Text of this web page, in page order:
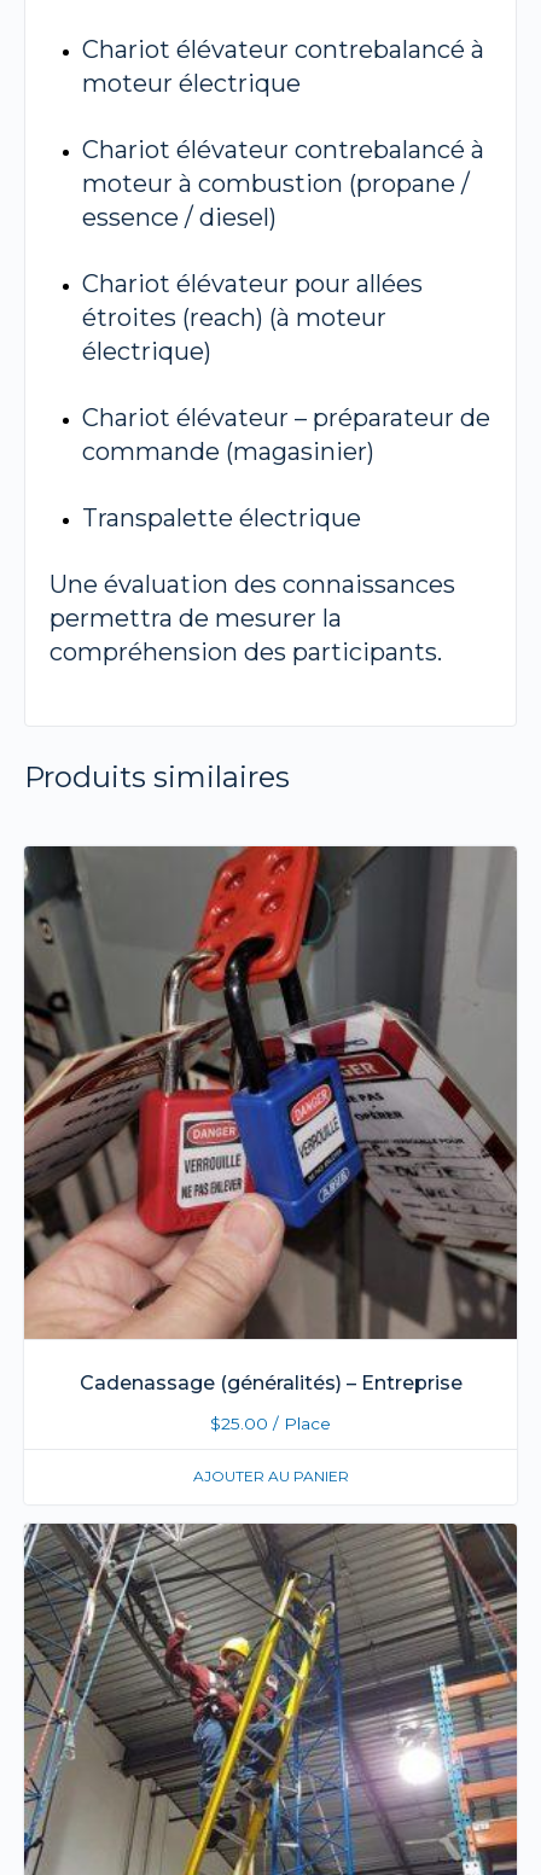
Chariot élévateur contrebalancé à
moteur électrique
Chariot élévateur contrebalancé à
moteur à combustion (propane /
essence / diesel)
Chariot élévateur pour allées
étroites (reach) (à moteur
électrique)
Chariot élévateur – préparateur de
commande (magasinier)
Transpalette électrique
Une évaluation des connaissances
permettra de mesurer la
compréhension des participants.
Produits similaires
Cadenassage (généralités) – Entreprise
$25.00 / Place
AJOUTER AU PANIER